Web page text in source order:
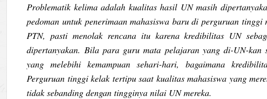
Problematik kelima adalah kualitas hasil UN masih
pedoman untuk penerimaan mahasiswa baru di perguruan
PTN, pasti menolak rencana itu karena kredibilitas UN
dipertanyakan. Bila para guru mata pelajaran yang di-UN-kan
yang melebihi kemampuan sehari-hari, bagaimana
Perguruan tinggi kelak tertipu saat kualitas mahasiswa yang
tidak sebanding dengan tingginya nilai UN mereka.